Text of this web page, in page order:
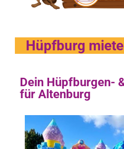
Hüpfburg
Dein Hüpfburgen-
für Altenburg